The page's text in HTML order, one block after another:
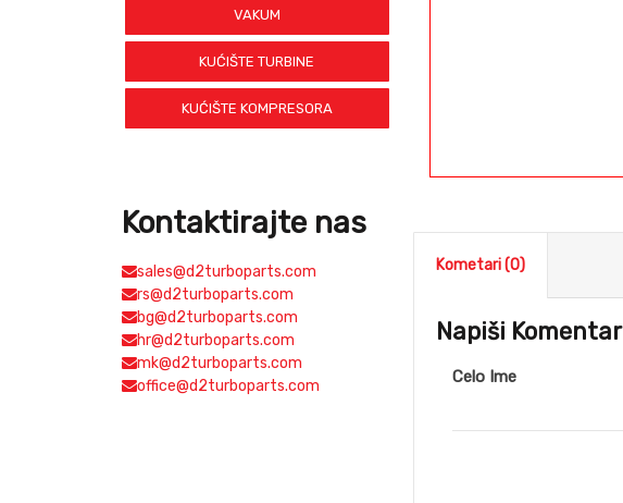
VAKUM
KUĆIŠTE TURBINE
KUĆIŠTE KOMPRESORA
Kontaktirajte nas
sales@d2turboparts.com
rs@d2turboparts.com
bg@d2turboparts.com
hr@d2turboparts.com
mk@d2turboparts.com
office@d2turboparts.com
Kometari (0)
Napiši Komentar
Celo Ime